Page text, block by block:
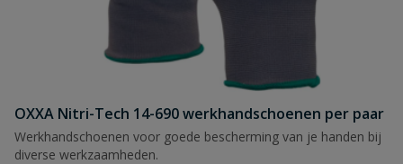
OXXA Nitri-Tech 14-690 werkhandschoenen per paar
Werkhandschoenen voor goede bescherming van je handen bij
diverse werkzaamheden.